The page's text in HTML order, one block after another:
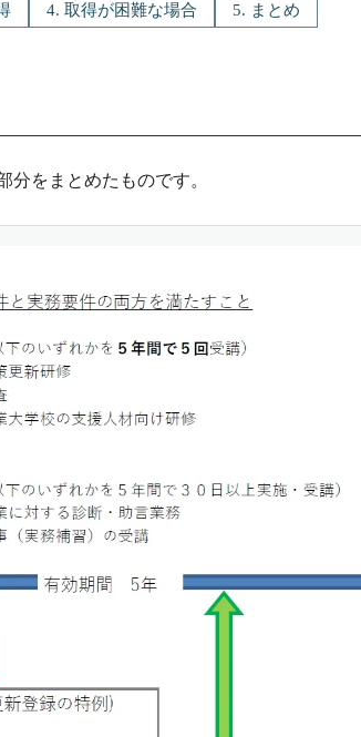
4. 取得が困難な場合 5. まとめ
分をまとめたものです。